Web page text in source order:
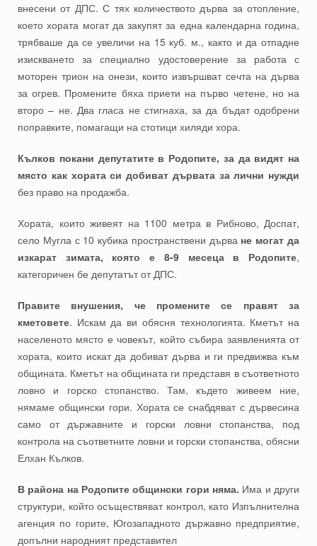
внесени от ДПС. С тях количеството дърва за отопление,
което хората могат да закупят за една календарна година,
трябваше да се увеличи на 15 куб. м., както и да отпадне
изискването за специално удостоверение за работа с
моторен трион на онези, които извършват сечта на дърва
за огрев. Промените бяха приети на първо четене, но на
второ – не. Два гласа не стигнаха, за да бъдат одобрени
поправките, помагащи на стотици хиляди хора.
Кълков покани депутатите в Родопите, за да видят на
място как хората си добиват дървата за лични нужди
без право на продажба.
Хората, които живеят на 1100 метра в Рибново, Доспат,
село Мугла с 10 кубика пространствени дърва не могат да
изкарат зимата, която е 8-9 месеца в Родопите,
категоричен бе депутатът от ДПС.
Правите внушения, че промените се правят за
кметовете. Искам да ви обясня технологията. Кметът на
населеното място е човекът, който събира заявленията от
хората, които искат да добиват дърва и ги предвижва към
общината. Кметът на общината ги представя в съответното
ловно и горско стопанство. Там, където живеем ние,
нямаме общински гори. Хората се снабдяват с дървесина
само от държавните и горски ловни стопанства, под
контрола на съответните ловни и горски стопанства, обясни
Елхан Кълков.
В района на Родопите общински гори няма. Има и други
структури, който осъществяват контрол, като Изпълнителна
агенция по горите, Югозападното държавно предприятие,
допълни народният представител